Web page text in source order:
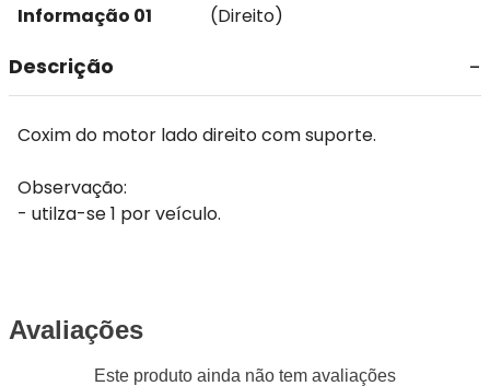
Informação 01 (Direito)
Descrição
Coxim do motor lado direito com suporte.
Observação:
- utilza-se 1 por veículo.
Avaliações
Este produto ainda não tem avaliações